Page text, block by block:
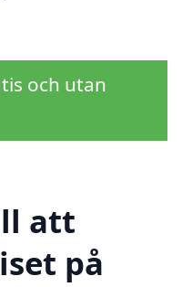
och utan
att
på